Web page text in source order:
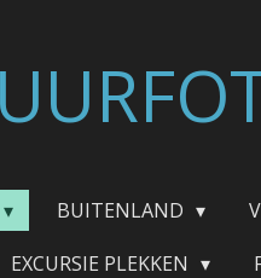
BUITENLAND
EXCURSIE PLEKKEN